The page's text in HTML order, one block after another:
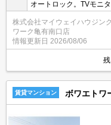
オートロック。TVモニ
株式会社マイウェイハウジン
ワーク亀有南口店
情報更新日 2026/08/06
賃貸マンション ボワエトワ